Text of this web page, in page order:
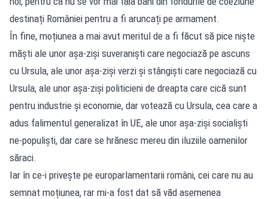
destinați României pentru a fi aruncați pe armament.
În fine, moțiunea a mai avut meritul de a fi făcut să pice niște
măști ale unor așa-ziși suveraniști care negociază pe ascuns
cu Ursula, ale unor așa-ziși verzi și stângiști care negociază cu
Ursula, ale unor așa-ziși politicieni de dreapta care cică sunt
pentru industrie și economie, dar votează cu Ursula, cea care a
adus falimentul generalizat în UE, ale unor așa-ziși socialiști
ne-populiști, dar care se hrănesc mereu din iluziile oamenilor
săraci.
Iar în ce-i privește pe europarlamentarii români, cei care nu au
semnat moțiunea, rar mi-a fost dat să văd asemenea